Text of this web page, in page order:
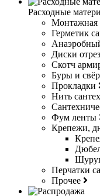
Расходные
Монтажная
Герметик
Диски
Скотч
Буры и
Прокладки
Нить
Фум ленты
Крепежи,
Перчатки
Прочее